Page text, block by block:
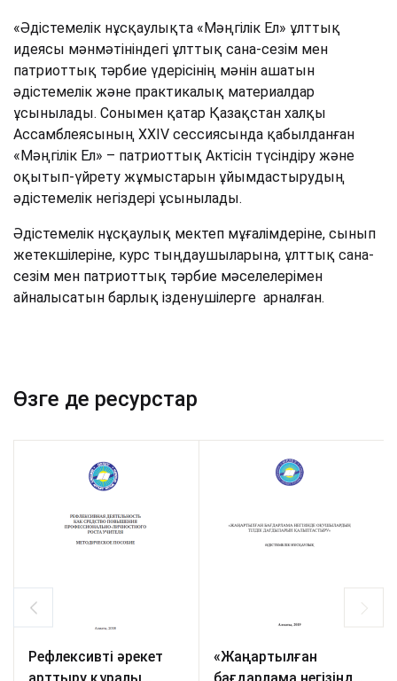
«Әдістемелік нұсқаулықта «Мәңгілік Ел» ұлттық
идеясы мәнмәтініндегі ұлттық сана-сезім мен
патриоттық тәрбие үдерісінің мәнін ашатын
әдістемелік және практикалық материалдар
ұсынылады. Сонымен қатар Қазақстан халқы
Ассамблеясының XXIV сессиясында қабылданған
«Мәңгілік Ел» – патриоттық Актісін түсіндіру және
оқытып-үйрету жұмыстарын ұйымдастырудың
әдістемелік негіздері ұсынылады.
Әдістемелік нұсқаулық мектеп мұғалімдеріне, сынып
жетекшілеріне, курс тыңдаушыларына, ұлттық сана-
сезім мен патриоттық тәрбие мәселелерімен
айналысатын барлық ізденушілерге арналған.
Өзге де ресурстар
Рефлексивті әрекет
«Жаңартылған